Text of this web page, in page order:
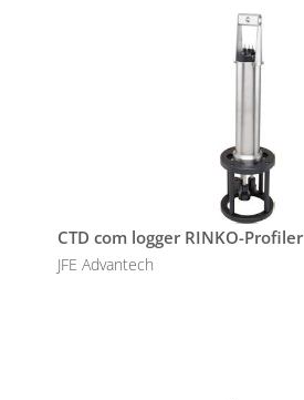
CTD com logger RINKO-Profiler
JFE Advantech